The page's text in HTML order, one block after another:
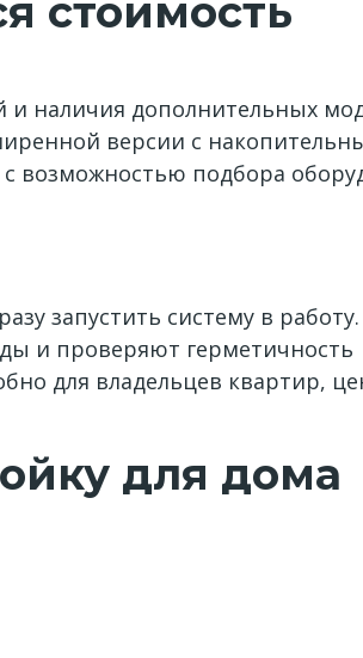
стоимость
и наличия дополнительных
версии с
возможностью подбора
запустить систему в работу.
и проверяют герметичность
для владельцев квартир,
для дома